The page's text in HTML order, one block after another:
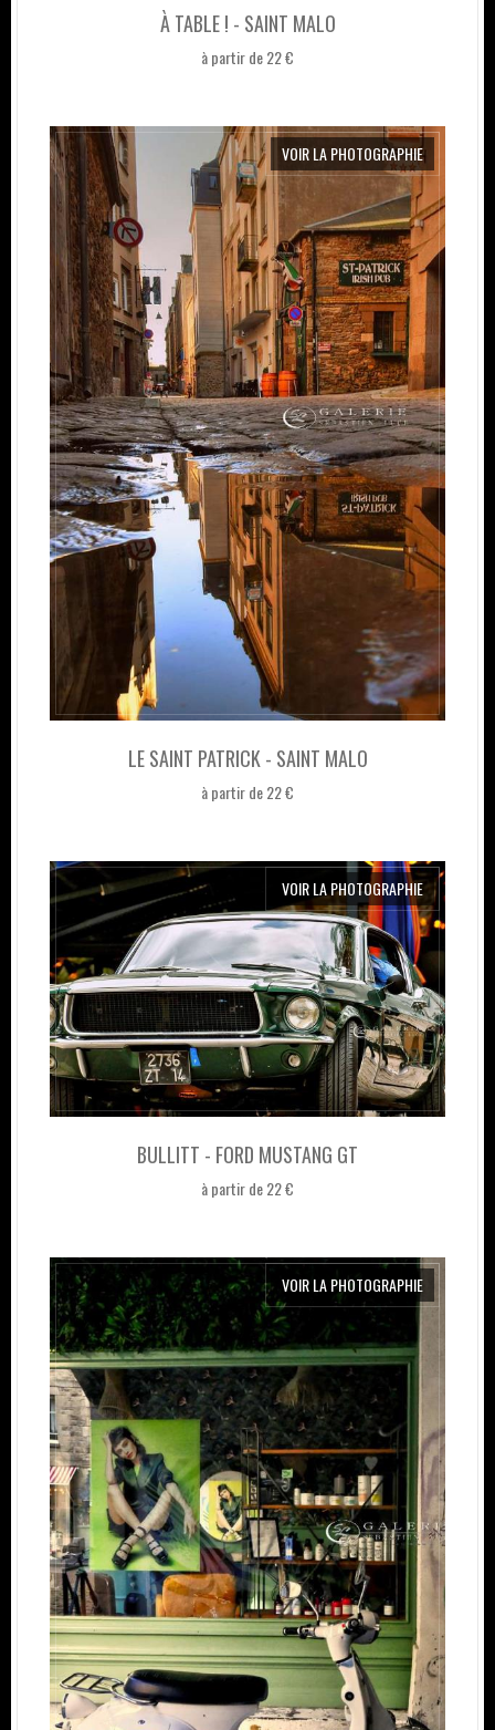
À TABLE ! - SAINT MALO
à partir de 22 €
LE SAINT PATRICK - SAINT MALO
à partir de 22 €
VOIR LA PHOTOGRAPHIE
BULLITT - FORD MUSTANG GT
à partir de 22 €
VOIR LA PHOTOGRAPHIE
VOIR LA PHOTOGRAPHIE